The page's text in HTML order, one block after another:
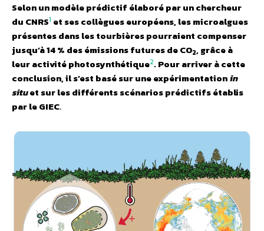
Selon un modèle prédictif élaboré par un chercheur
du CNRS1 et ses collègues européens, les microalgues
présentes dans les tourbières pourraient compenser
jusqu’à 14 % des émissions futures de CO2, grâce à
leur activité photosynthétique2. Pour arriver à cette
conclusion, il s’est basé sur une expérimentationin
situet sur les différents scénarios prédictifs établis
par le GIEC.